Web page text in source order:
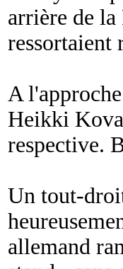
arrière de
ressortaient
A
Heikki
respective.
Un tout-
allemand